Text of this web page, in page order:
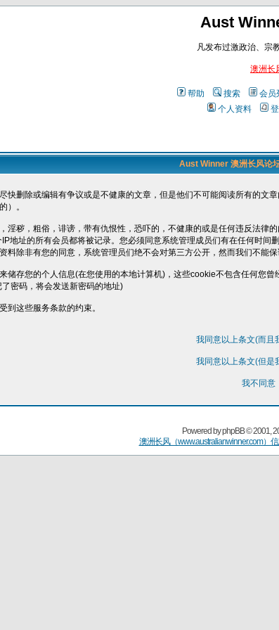
Aust
凡发布过激政治、宗
澳洲长
帮助 搜索 会员
个人资料
Aust Winner 澳洲长风论
快删除或编辑有争议或是不健康的文章，但是他们不可能阅读所有的文
）。
淫秽，粗俗，诽谤，带有仇恨性，恐吓的，不健康的或是任何违反法律
地址的所有会员都将被记录。您必须同意系统管理成员们有在任何时
料除非有您的同意，系统管理员们绝不会对第三方公开，然而我们不能
储存您的个人信息(在您使用的本地计算机)，这些cookie不包含任何您
密码，将会发送新密码的地址)
到这些服务条款的约束。
我同意以上条文(而且
我同意以上条文(但是
我不同意
Powered byphpBB© 2001,
澳洲长风（www.australianwinner.com）